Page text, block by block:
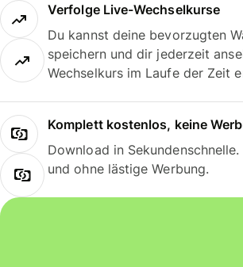
Verfolge Live-Wechselkurse
Du kannst deine bevorzugten
speichern und dir jederzeit
Wechselkurs im Laufe der Zeit
Komplett kostenlos, keine
Download in
und ohne lästige Werbung.